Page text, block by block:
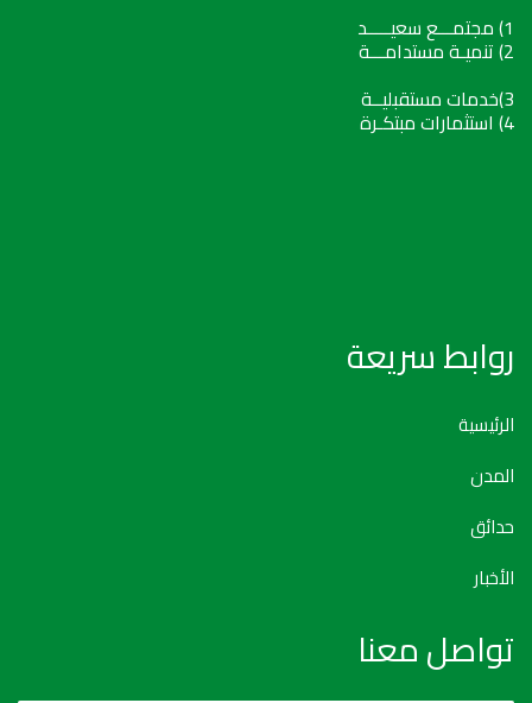
1) مجتمـــع سعيـــــد
2) تنميـة مستدامـــة
3)خدمات مستقبليــة
4) استثمارات مبتكـرة
روابط سريعة
الرئيسية
المدن
حدائق
الأخبار
تواصل معنا